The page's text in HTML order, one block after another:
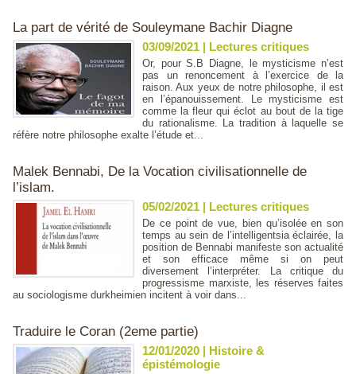
La part de vérité de Souleymane Bachir Diagne
03/09/2021 | Lectures critiques
Or, pour S.B Diagne, le mysticisme n’est
pas un renoncement à l’exercice de la
raison. Aux yeux de notre philosophe, il est
en l’épanouissement. Le mysticisme est
comme la fleur qui éclot au bout de la tige
du rationalisme. La tradition à laquelle se
réfère notre philosophe exalte l’étude et...
Malek Bennabi, De la Vocation civilisationnelle de
l’islam.
05/02/2021 | Lectures critiques
De ce point de vue, bien qu’isolée en son
temps au sein de l’intelligentsia éclairée, la
position de Bennabi manifeste son actualité
et son efficace même si on peut
diversement l’interpréter. La critique du
progressisme marxiste, les réserves faites
au sociologisme durkheimien incitent à voir dans...
Traduire le Coran (2eme partie)
12/01/2020 | Histoire &
épistémologie